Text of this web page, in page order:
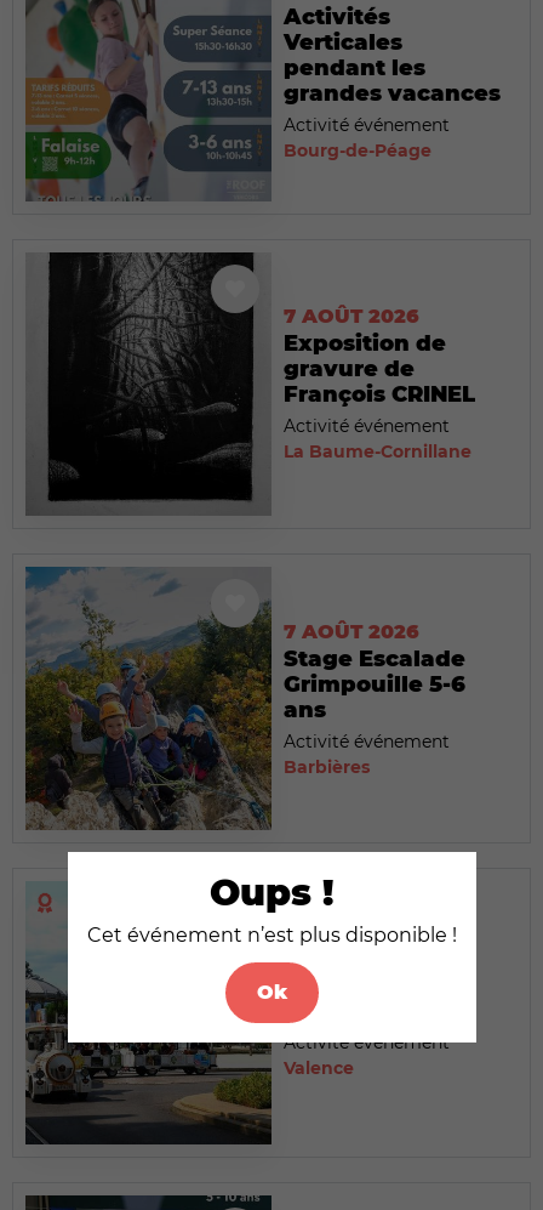
Oups !
Cet événement n’est plus disponible !
Ok
Activités
Verticales
pendant les
grandes vacances
Activité événement
Bourg-de-Péage
7 AOÛT 2026
Exposition de
gravure de
François CRINEL
Activité événement
La Baume-Cornillane
7 AOÛT 2026
Stage Escalade
Grimpouille 5-6
ans
Activité événement
Barbières
7 AOÛT 2026
Le Petit Train
touristique
Activité événement
Valence